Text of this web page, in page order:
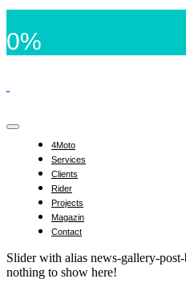
0%
4Moto
Services
Clients
Rider
Projects
Magazin
Contact
Slider with alias news-gallery-
nothing to show here!